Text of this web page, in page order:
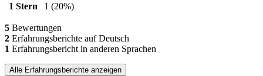
1 Stern
1 (20%)
5 Bewertungen
2 Erfahrungsberichte auf Deutsch
1 Erfahrungsbericht in anderen Sprachen
Alle Erfahrungsberichte anzeigen